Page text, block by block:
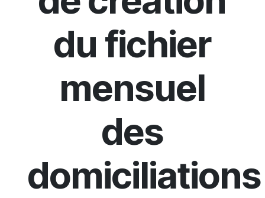
du fichier
mensuel
des
domiciliations